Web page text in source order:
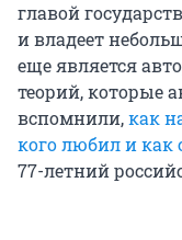
главой
и владеет
еще является
теорий, которые
вспомнили,как
кого любил и как
77-летний